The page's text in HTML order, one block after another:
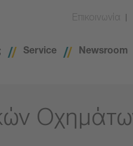
Επικοινωνία
Service Newsroom